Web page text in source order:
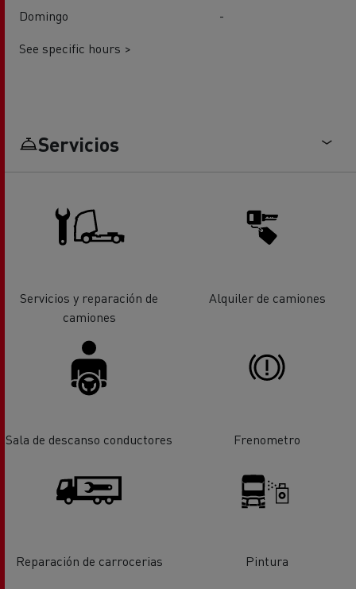
Domingo
-
See specific hours >
Servicios
Servicios y reparación de
camiones
Alquiler de camiones
Sala de descanso conductores Frenometro
Reparación de carrocerias Pintura